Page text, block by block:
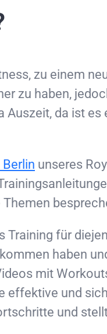
zu einem
zu haben,
da ist
unseres
für
haben
mit
effektive und
und